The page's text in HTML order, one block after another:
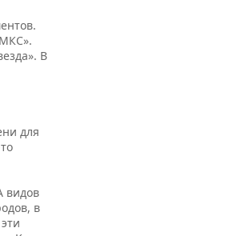
В
для
видов
в